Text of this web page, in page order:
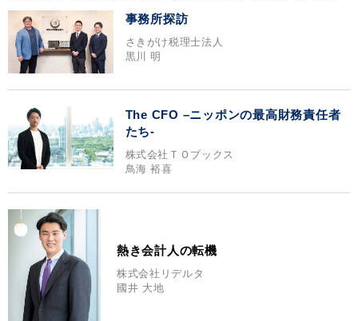
事務所探訪
さきがけ税理士法人
黒川 明
The CFO –ニッポンの最高財務責任者
たち-
株式会社ＴＯブックス
鳥海 裕喜
熱き会計人の転機
株式会社リデルタ
國井 大地